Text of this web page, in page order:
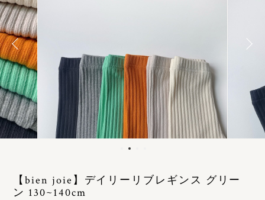
【bien joie】デイリーリブレギンス グリー
ン 130~140cm